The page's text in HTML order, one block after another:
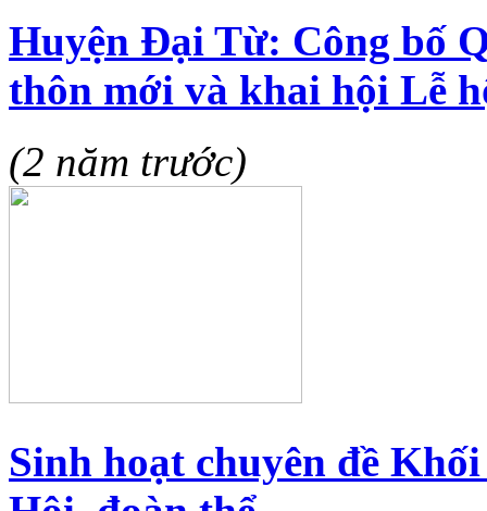
Huyện Đại Từ: Công bố
thôn mới và khai hội Lễ
(2 năm trước)
Sinh hoạt chuyên đề